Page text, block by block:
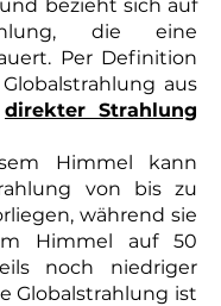
bezieht sich auf
die eine
Per Definition
aus
direkter Strahlung
Himmel kann
von bis zu
während sie
Himmel auf 50
noch niedriger
Globalstrahlung ist